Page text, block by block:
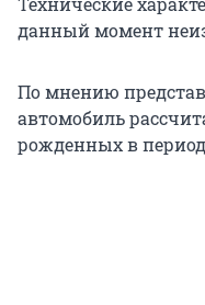
данный момент
По мнению
автомобиль
рожденных в период